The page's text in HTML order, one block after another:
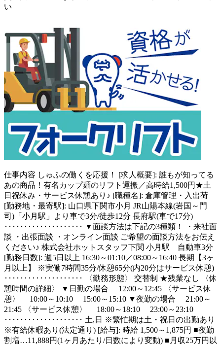
い
仕事内容 しゅふの働くを応援！ [求人概要]: 誰もが知ってる
あの商品！有名カップ麺のリフト運搬／高時給1,500円★土
日祝休み・サービス休憩あり♪ [職種名]: 倉庫管理・入出荷
[勤務地・最寄駅]: 山口県下関市小月 JR山陽本線(岩国～門
司)「小月駅」より車で3分/徒歩12分 長府駅(車で17分)
････････････････････ ▼面談方法は下記の3種類！ ・来社面
談 ・出張面談 ・オンライン面談 ご希望の面談方法をお伝え
ください♪ 株式会社ホットスタッフ下関 小月駅 自動車3分
[勤務日数]: 週5日以上 16:30～01:10／08:00～16:40 長期【3ヶ
月以上】 ※実働7時間35分/休憩65分(内20分はサービス休憩)
････････････････････ 〈勤務形態〉 交替制 ★残業なし 〈休
憩時間の詳細〉 ▼日勤の場合 12:00～12:45 〈サービス休
憩〉 10:00～10:10 15:00～15:10 ▼夜勤の場合 21:00～
21:45 〈サービス休憩〉 18:00～18:10 23:00～23:10
････････････････････ 土,日 ※繁忙期は土・祝日の出勤あり
※有給休暇あり(法定通り) [給与]: 時給 1,500～1,875円 ■夜勤
割増…11,888円(1ヶ月あたり/日数により変動) ■月収25万円以